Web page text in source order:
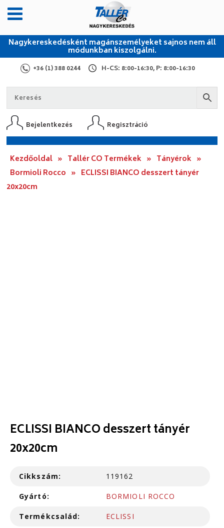
Nagykereskedésként magánszemélyeket sajnos nem áll
módunkban kiszolgálni.
+36 (1) 388 0244 H-CS: 8:00-16:30, P: 8:00-16:30
Bejelentkezés Regisztráció
Kezdőoldal » Tallér CO Termékek » Tányérok »
Bormioli Rocco » ECLISSI BIANCO desszert tányér
20x20cm
ECLISSI BIANCO desszert tányér
20x20cm
Cikkszám: 119162
Gyártó: BORMIOLI ROCCO
Termékcsalád: ECLISSI